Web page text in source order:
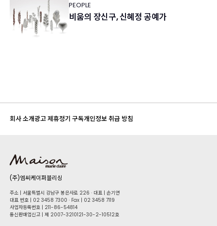
PEOPLE
비움의 장신구, 신혜정 공예가
회사 소개광고 제휴정기 구독개인정보 취급 방침
(주)엠씨케이퍼블리싱
주소 | 서울특별시 강남구 봉은사로 226 · 대표 | 손기연
대표 번호 | 02 34​58 7300 · Fax | 02 34​58 7119
사업자등록번호 | 211-86-5​4814
통신판매업신고 | 제 2007-3210121-30-2-10512호